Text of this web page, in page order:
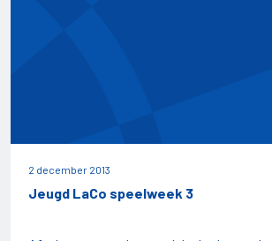
2 december 2013
Jeugd LaCo speelweek 3